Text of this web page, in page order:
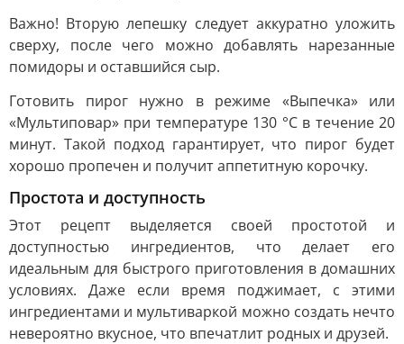
Важно! Вторую лепешку следует аккуратно уложить
сверху, после чего можно добавлять нарезанные
помидоры и оставшийся сыр.
Готовить пирог нужно в режиме «Выпечка» или
«Мультиповар» при температуре 130 °C в течение 20
минут. Такой подход гарантирует, что пирог будет
хорошо пропечен и получит аппетитную корочку.
Простота и доступность
Этот рецепт выделяется своей простотой и
доступностью ингредиентов, что делает его
идеальным для быстрого приготовления в домашних
условиях. Даже если время поджимает, с этими
ингредиентами и мультиваркой можно создать нечто
невероятно вкусное, что впечатлит родных и друзей.